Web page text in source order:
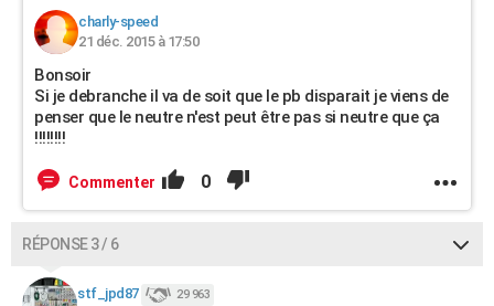
charly-speed
21 déc. 2015 à 17:50
Bonsoir
Si je debranche il va de soit que le pb disparait je viens de
penser que le neutre n'est peut être pas si neutre que ça
!!!!!!!!
Commenter 0
RÉPONSE 3 / 6
stf_jpd87 29 963